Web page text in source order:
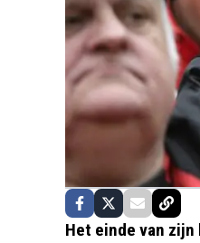
Het einde van